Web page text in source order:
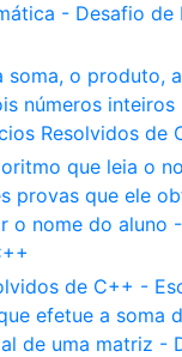
- Desafio de
soma, o produto,
números
Resolvidos de
que leia o
provas que ele
o nome do aluno
de C++ -
efetue a soma
de uma matriz -